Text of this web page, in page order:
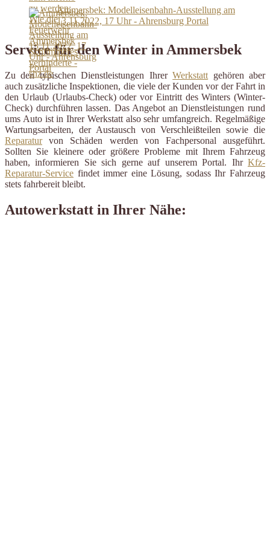
Ammersbek: Modelleisenbahn-Ausstellung am
13.11.2022, 17 Uhr - Ahrensburg Portal
Service für den Winter in Ammersbek
Zu den typischen Dienstleistungen IhrerWerkstatt gehören aber
auch zusätzliche Inspektionen, die viele der Kunden vor der Fahrt in
den Urlaub (Urlaubs-Check) oder vor Eintritt des Winters (Winter-
Check) durchführen lassen. Das Angebot an Dienstleistungen rund
ums Auto ist in Ihrer Werkstatt also sehr umfangreich. Regelmäßige
Wartungsarbeiten, der Austausch von Verschleißteilen sowie die
Reparaturvon Schäden werden von Fachpersonal ausgeführt.
Sollten Sie kleinere oder größere Probleme mit Ihrem Fahrzeug
haben, informieren Sie sich gerne auf unserem Portal. Ihr Kfz-
Reparatur-Service findet immer eine Lösung, sodass Ihr Fahrzeug
stets fahrbereit bleibt.
Autowerkstatt in Ihrer Nähe: